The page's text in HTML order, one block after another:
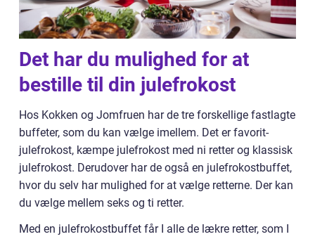
Det har du mulighed for at
bestille til din julefrokost
Hos Kokken og Jomfruen har de tre forskellige fastlagte
buffeter, som du kan vælge imellem. Det er favorit-
julefrokost, kæmpe julefrokost med ni retter og klassisk
julefrokost. Derudover har de også en julefrokostbuffet,
hvor du selv har mulighed for at vælge retterne. Der kan
du vælge mellem seks og ti retter.
Med en julefrokostbuffet får I alle de lækre retter, som I